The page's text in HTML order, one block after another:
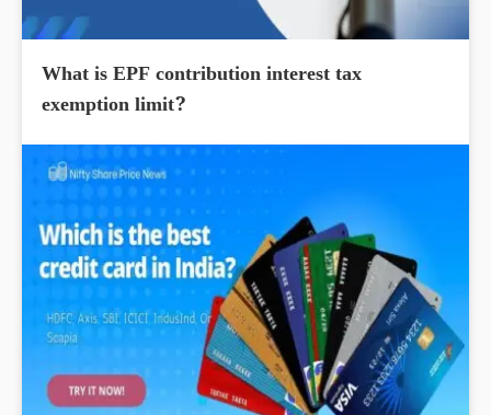
What is EPF contribution interest tax
exemption limit?